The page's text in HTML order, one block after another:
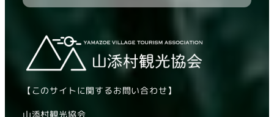
【このサイトに関するお問い合わせ】
山添村観光協会